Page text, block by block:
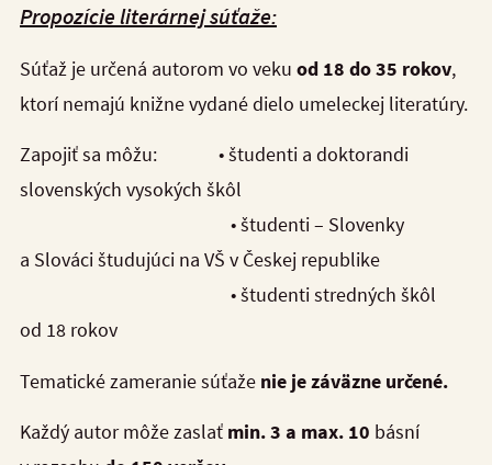
Propozície literárnej súťaže:
Súťaž je určená autorom vo veku od 18 do 35 rokov,
ktorí nemajú knižne vydané dielo umeleckej literatúry.
Zapojiť sa môžu: • študenti a doktorandi
slovenských vysokých škôl
• študenti – Slovenky
a Slováci študujúci na VŠ v Českej republike
• študenti stredných škôl
od 18 rokov
Tematické zameranie súťaže nie je záväzne určené.
Každý autor môže zaslať min. 3 a max. 10 básní